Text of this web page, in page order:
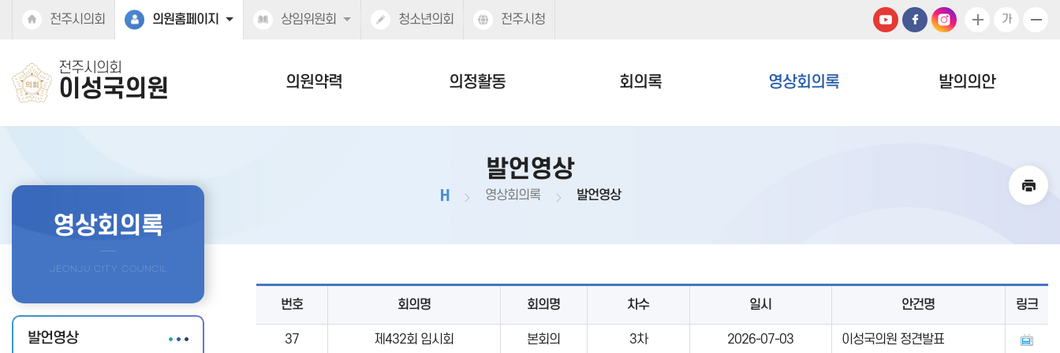
전주시의회
의원홈페이지 상임위원회 청소년의회 전주시청 가
전주시의회
이성국의원 의원약력 의정활동 회의록 영상회의록 발의의안
발언영상
H 영상회의록 발언영상
영상회의록
발언영상
번호 회의명 회의명 차수 일시 안건명 링크
37 제432회 임시회 본회의 3차 2026-07-03 이성국의원 정견발표